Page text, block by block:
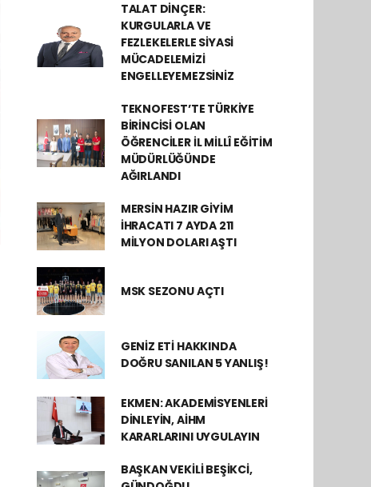
TALAT DİNÇER:
KURGULARLA VE
FEZLEKELERLE SİYASİ
MÜCADELEMİZİ
ENGELLEYEMEZSİNİZ
TEKNOFEST’TE TÜRKİYE
BİRİNCİSİ OLAN
ÖĞRENCİLER İL MİLLÎ EĞİTİM
MÜDÜRLÜĞÜNDE
AĞIRLANDI
MERSİN HAZIR GİYİM
İHRACATI 7 AYDA 211
MİLYON DOLARI AŞTI
MSK SEZONU AÇTI
GENİZ ETİ HAKKINDA
DOĞRU SANILAN 5 YANLIŞ!
EKMEN: AKADEMİSYENLERİ
DİNLEYİN, AİHM
KARARLARINI UYGULAYIN
BAŞKAN VEKİLİ BEŞİKCİ,